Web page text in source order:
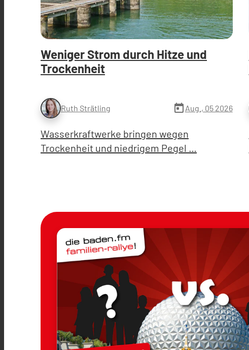
Weniger Strom durch Hitze und
Trockenheit
Ruth Strätling today Aug., 05 2026
Wasserkraftwerke bringen wegen
Trockenheit und niedrigem Pegel …